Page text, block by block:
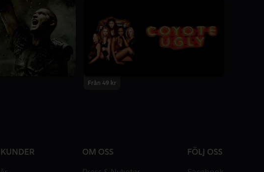
Från 49 kr
OM OSS FÖLJ OSS